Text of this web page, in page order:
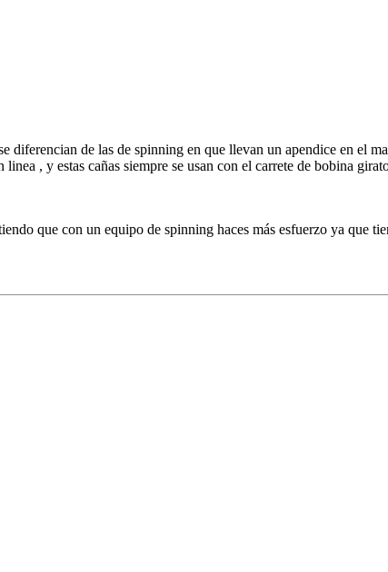
diferencian de las de spinning en que llevan un apendice en el
, y estas cañas siempre se usan con el carrete de bobina
que con un equipo de spinning haces más esfuerzo ya que